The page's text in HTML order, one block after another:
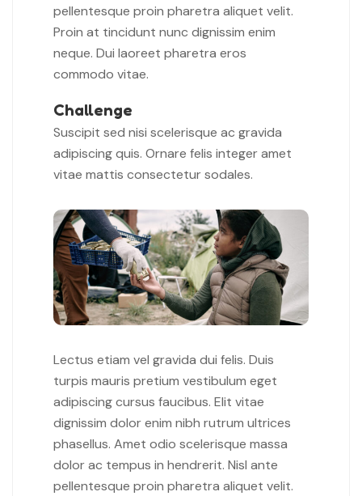
pellentesque proin pharetra aliquet velit.
Proin at tincidunt nunc dignissim enim
neque. Dui laoreet pharetra eros
commodo vitae.
Challenge
Suscipit sed nisi scelerisque ac gravida
adipiscing quis. Ornare felis integer amet
vitae mattis consectetur sodales.
Lectus etiam vel gravida dui felis. Duis
turpis mauris pretium vestibulum eget
adipiscing cursus faucibus. Elit vitae
dignissim dolor enim nibh rutrum ultrices
phasellus. Amet odio scelerisque massa
dolor ac tempus in hendrerit. Nisl ante
pellentesque proin pharetra aliquet velit.